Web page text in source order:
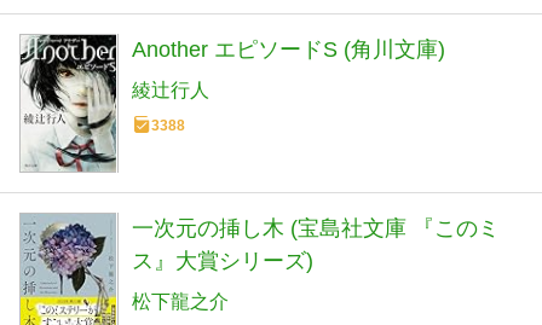
Another エピソードS (角川文庫)
綾辻行人
3388
一次元の挿し木 (宝島社文庫 『このミ
ス』大賞シリーズ)
松下龍之介